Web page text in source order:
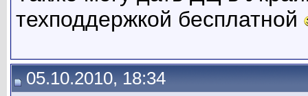
техподдержкой бесплатной
05.10.2010, 18:34